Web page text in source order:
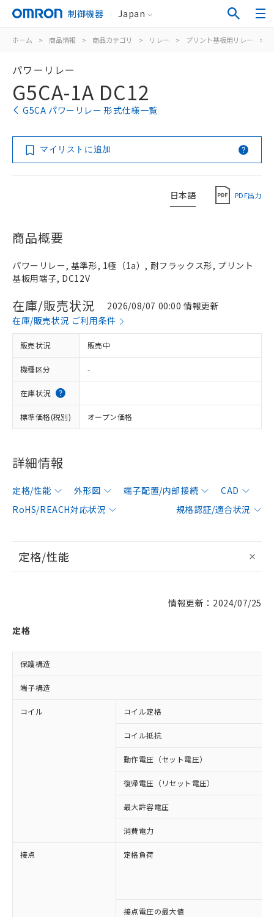
制御機器 Japan
ホーム > 商品情報 > 商品カテゴリ > リレー > プリント基板用リレー >
パワーリレー
G5CA-1A DC12
G5CA パワーリレー 形式仕様一覧
マイリストに追加
日本語 PDF出力
商品概要
パワーリレー, 基準形, 1極（1a）, 耐フラックス形, プリント
基板用端子, DC12V
在庫/販売状況
2026/08/07 00:00 情報更新
在庫/販売状況 ご利用条件
販売状況 販売中
機種区分 -
在庫状況
標準価格(税別) オープン価格
詳細情報
定格/性能 外形図 端子配置/内部接続
CAD
RoHS/REACH対応状況
規格認証/適合状況
定格/性能
情報更新：2024/07/25
定格
保護構造
端子構造
コイル コイル定格
コイル抵抗
動作電圧（セット電圧）
復帰電圧（リセット電圧）
最大許容電圧
消費電力
接点 定格負荷
接点電圧の最大値